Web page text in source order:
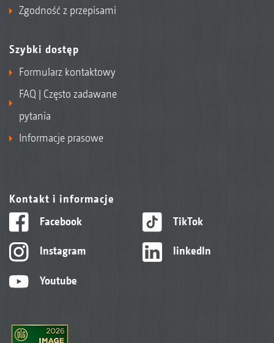
Zgodność z przepisami
Szybki dostęp
Formularz kontaktowy
FAQ | Często zadawane
pytania
Informacje prasowe
Kontakt i informacje
Facebook
Instagram
Youtube
TikTok
linkedIn